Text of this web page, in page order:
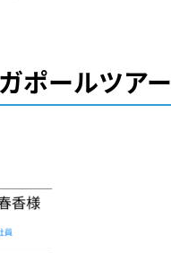
ポールツアー